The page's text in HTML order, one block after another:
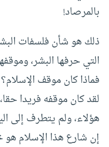
بالمرصاد!
ذلك هو شأن فلسفات
التي حرفها البشر،
فماذا كان موقف الإسلام؟
لقد كان موقفه فريدا
هؤلاء، ولم يتطرف إلى
إن شارع هذا الإسلام هو